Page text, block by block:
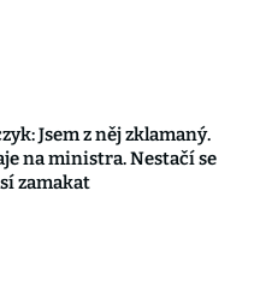
Jsem z něj zklamaný.
na ministra. Nestačí se
zamakat